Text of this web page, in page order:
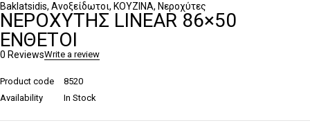
Baklatsidis, Ανοξείδωτοι, ΚΟΥΖΙΝΑ, Νεροχύτες
ΝΕΡΟΧΎΤΗΣ LINEAR 86×50
ΈΝΘΕΤΟΙ
0 ReviewsWrite a review
Product code
8520
Availability
In Stock